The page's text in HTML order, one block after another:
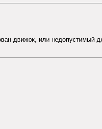
движок, или недопустимый